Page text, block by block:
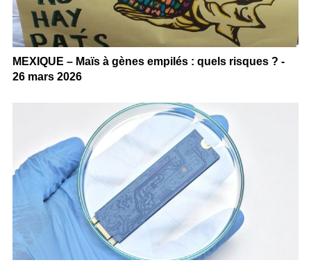
MEXIQUE – Maïs à gènes empilés : quels risques ? -
26 mars 2026